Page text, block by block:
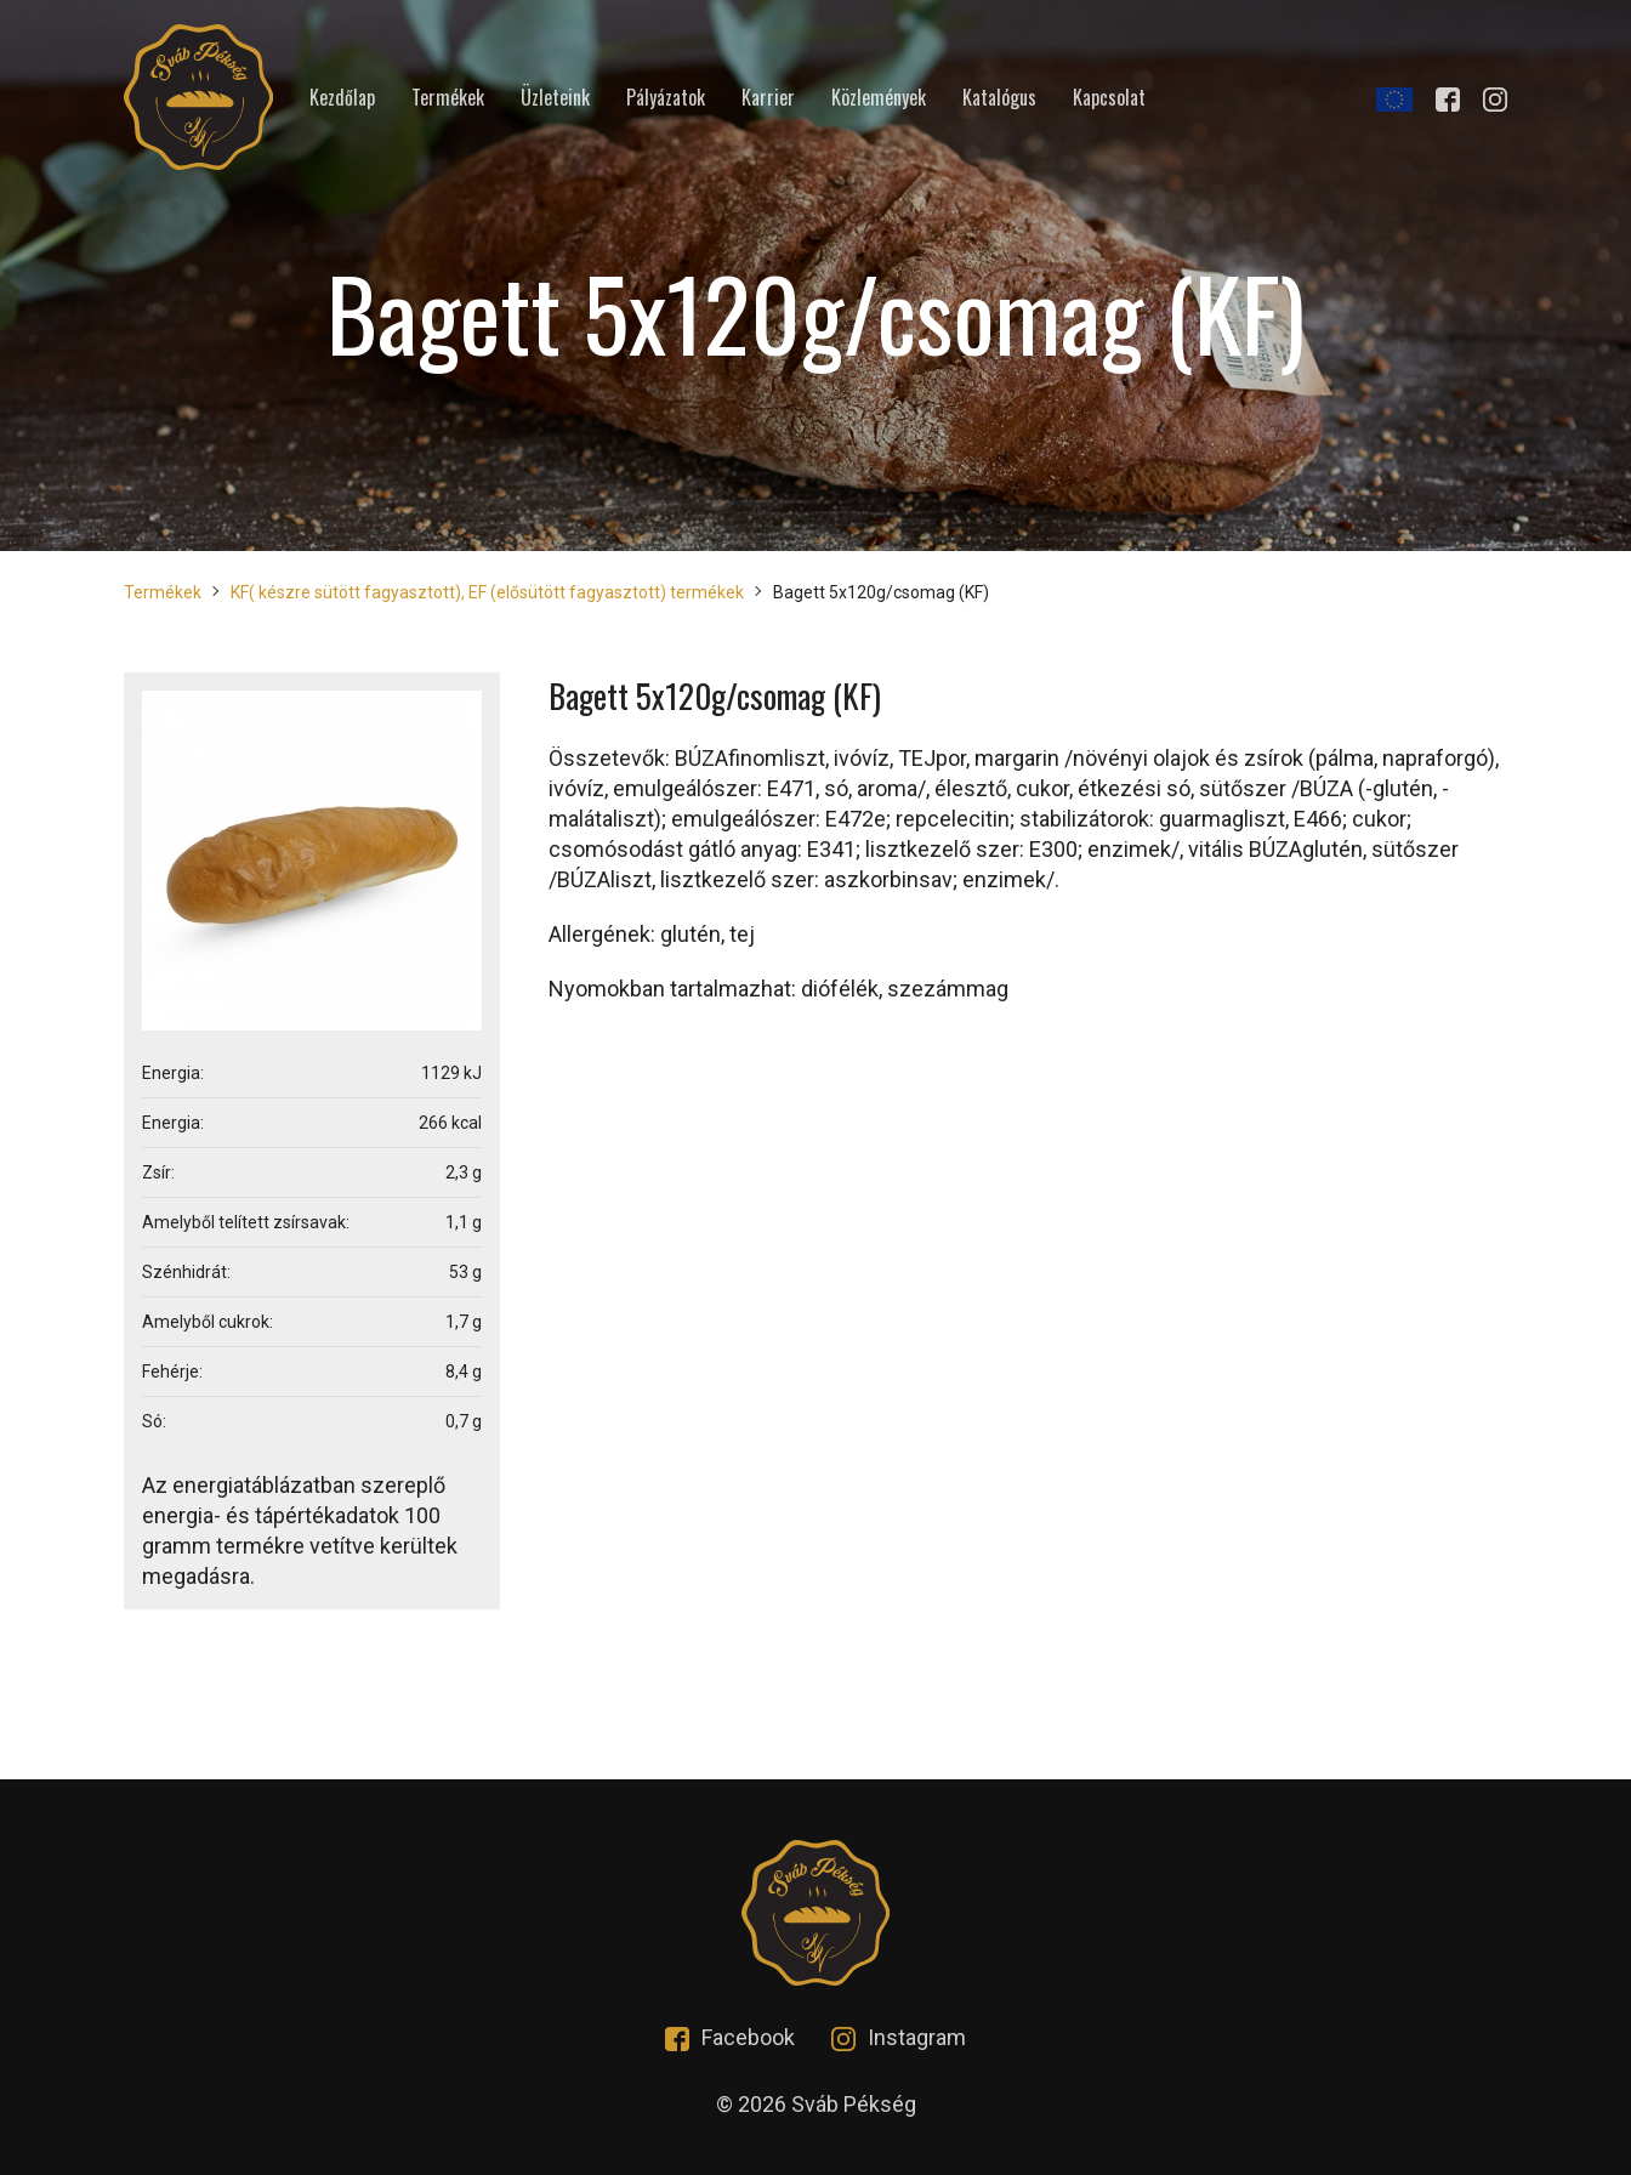
Kezdőlap Termékek Üzleteink Pályázatok Karrier Közlemények Katalógus Kapcsolat
Bagett 5x120g/csomag (KF)
Termékek KF( készre sütött fagyasztott), EF (elősütött fagyasztott) termékek Bagett 5x120g/csomag (KF)
Energia: 1129 kJ
Energia: 266 kcal
Zsír: 2,3 g
Amelyből telített zsírsavak: 1,1 g
Szénhidrát: 53 g
Amelyből cukrok: 1,7 g
Fehérje: 8,4 g
Só: 0,7 g
Az energiatáblázatban szereplő
energia- és tápértékadatok 100
gramm termékre vetítve kerültek
megadásra.
Bagett 5x120g/csomag (KF)
Összetevők: BÚZAfinomliszt, ivóvíz, TEJpor, margarin /növényi olajok és zsírok (pálma, napraforgó),
ivóvíz, emulgeálószer: E471, só, aroma/, élesztő, cukor, étkezési só, sütőszer /BÚZA (-glutén, -
malátaliszt); emulgeálószer: E472e; repcelecitin; stabilizátorok: guarmagliszt, E466; cukor;
csomósodást gátló anyag: E341; lisztkezelő szer: E300; enzimek/, vitális BÚZAglutén, sütőszer
/BÚZAliszt, lisztkezelő szer: aszkorbinsav; enzimek/.
Allergének: glutén, tej
Nyomokban tartalmazhat: diófélék, szezámmag
Facebook Instagram
© 2026 Sváb Pékség